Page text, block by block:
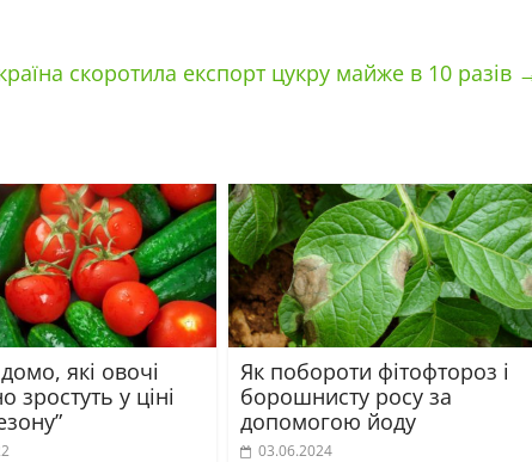
скоротила експорт цукру майже в 10 разів
які овочі
зростуть у ціні
Як побороти фітофтороз і
борошнисту росу за
допомогою йоду
03.06.2024